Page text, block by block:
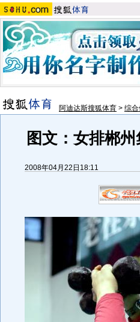
阿迪达斯搜狐体育 > 综
图文：女排郴
2008年04月22日18:11